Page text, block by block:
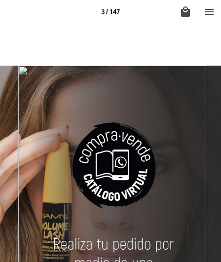
3 / 147